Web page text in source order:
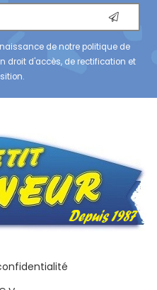
de notre politique de
droit d'accès, de rectification et